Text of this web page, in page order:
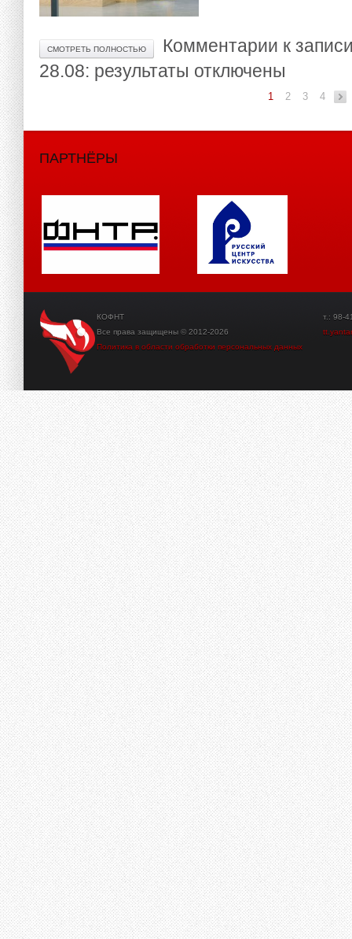
СМОТРЕТЬ ПОЛНОСТЬЮ Комментарии к
28.08: результаты отключены
1 2 3 4
ПАРТНЁРЫ
КОФНТ
Все права защищены © 2012-2026
Политика в области обработки персональных данных
т.: 98-41-